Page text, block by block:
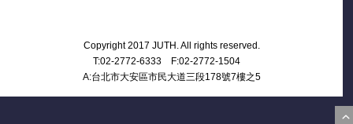
Copyright 2017 JUTH. All rights reserved.
T:02-2772-6333 F:02-2772-1504
A:台北市大安區市民大道三段178號7樓之5